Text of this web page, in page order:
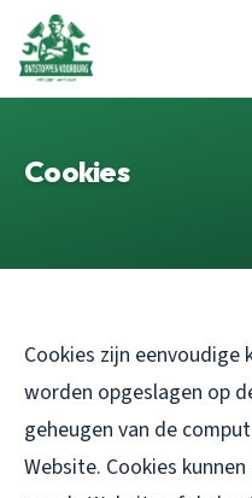
Cookies
Cookies zijn
worden opgeslagen op
geheugen van de
Website. Cookies